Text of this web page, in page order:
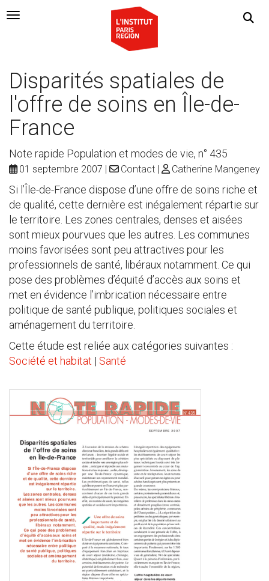
Navigation Toggle
Disparités spatiales de
l'offre de soins en Île-de-
France
Note rapide Population et modes de vie, n° 435
01 septembre 2007 Contact Catherine Mangeney
Si l’Île-de-France dispose d’une offre de soins riche et
de qualité, cette dernière est inégalement répartie sur
le territoire. Les zones centrales, denses et aisées
sont mieux pourvues que les autres. Les communes
moins favorisées sont peu attractives pour les
professionnels de santé, libéraux notamment. Ce qui
pose des problèmes d’équité d’accès aux soins et
met en évidence l’imbrication nécessaire entre
politique de santé publique, politiques sociales et
aménagement du territoire.
Cette étude est reliée aux catégories suivantes :
Société et habitat | Santé